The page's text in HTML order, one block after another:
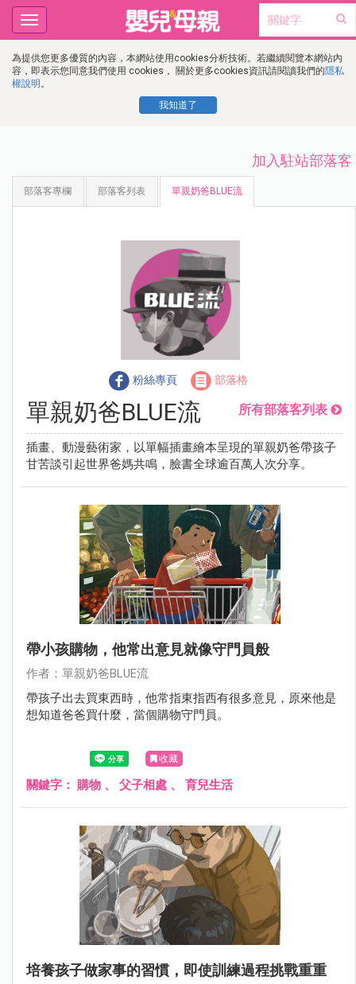
為提供您更多優質的內容，本網站使用cookies分析技術。若繼續閱覽本網站內
容，即表示您同意我們使用 cookies， 關於更多cookies資訊請閱讀我們的隱私
權說明 。
我知道了
Toggle
navigation
加入駐站部落客
部落客專欄 部落客列表 單親奶爸BLUE流
粉絲專頁 部落格
單親奶爸BLUE流 所有部落客列表
插畫、動漫藝術家，以單幅插畫繪本呈現的單親奶爸帶孩子
甘苦談引起世界爸媽共鳴，臉書全球逾百萬人次分享。
帶小孩購物，他常出意見就像守門員般
作者：單親奶爸BLUE流
帶孩子出去買東西時，他常指東指西有很多意見，原來他是
想知道爸爸買什麼，當個購物守門員。
收藏
關鍵字： 購物 、 父子相處 、 育兒生活
培養孩子做家事的習慣，即使訓練過程挑戰重重